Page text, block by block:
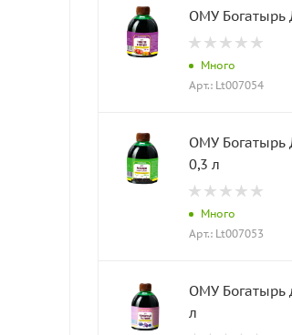
ОМУ Богатырь
Много
Арт.: Lt007054
ОМУ Богатырь
0,3 л
Много
Арт.: Lt007053
ОМУ Богатырь
л